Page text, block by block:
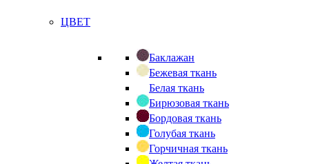
ЦВЕТ
Баклажан
Бежевая ткань
Белая ткань
Бирюзовая ткань
Бордовая ткань
Голубая ткань
Горчичная ткань